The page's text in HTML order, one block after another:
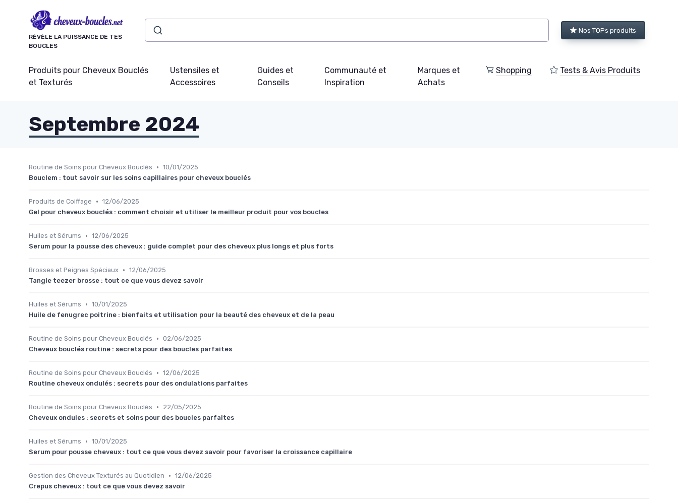
RÉVÈLE LA PUISSANCE DE TES
BOUCLES
Nos TOPs produits
Produits pour Cheveux Bouclés
et Texturés
Ustensiles et
Accessoires
Guides et
Conseils
Communauté et
Inspiration
Marques et
Achats
Shopping Tests & Avis Produits
Septembre 2024
Routine de Soins pour Cheveux Bouclés • 10/01/2025
Bouclem : tout savoir sur les soins capillaires pour cheveux bouclés
Produits de Coiffage • 12/06/2025
Gel pour cheveux bouclés : comment choisir et utiliser le meilleur produit pour vos boucles
Huiles et Sérums • 12/06/2025
Serum pour la pousse des cheveux : guide complet pour des cheveux plus longs et plus forts
Brosses et Peignes Spéciaux • 12/06/2025
Tangle teezer brosse : tout ce que vous devez savoir
Huiles et Sérums • 10/01/2025
Huile de fenugrec poitrine : bienfaits et utilisation pour la beauté des cheveux et de la peau
Routine de Soins pour Cheveux Bouclés • 02/06/2025
Cheveux bouclés routine : secrets pour des boucles parfaites
Routine de Soins pour Cheveux Bouclés • 12/06/2025
Routine cheveux ondulés : secrets pour des ondulations parfaites
Routine de Soins pour Cheveux Bouclés •
22/05/2025
Cheveux ondules : secrets et soins pour des boucles parfaites
Huiles et Sérums • 10/01/2025
Serum pour pousse cheveux : tout ce que vous devez savoir pour favoriser la croissance capillaire
Gestion des Cheveux Texturés au Quotidien • 12/06/2025
Crepus cheveux : tout ce que vous devez savoir